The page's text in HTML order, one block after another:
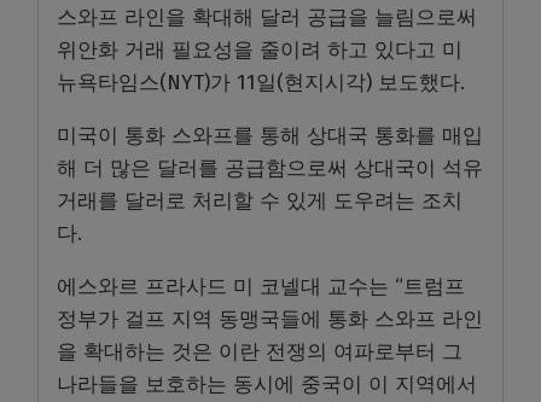
스와프 라인을 확대해 달러 공급을 늘림으로써
위안화 거래 필요성을 줄이려 하고 있다고 미
뉴욕타임스(NYT)가 11일(현지시각) 보도했다.
미국이 통화 스와프를 통해 상대국 통화를 매입
해 더 많은 달러를 공급함으로써 상대국이 석유
거래를 달러로 처리할 수 있게 도우려는 조치
다.
에스와르 프라사드 미 코넬대 교수는 “트럼프
정부가 걸프 지역 동맹국들에 통화 스와프 라인
을 확대하는 것은 이란 전쟁의 여파로부터 그
나라들을 보호하는 동시에 중국이 이 지역에서